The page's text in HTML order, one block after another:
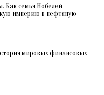
Как семья Нобелей
империю в нефтяную
мировых финансовых